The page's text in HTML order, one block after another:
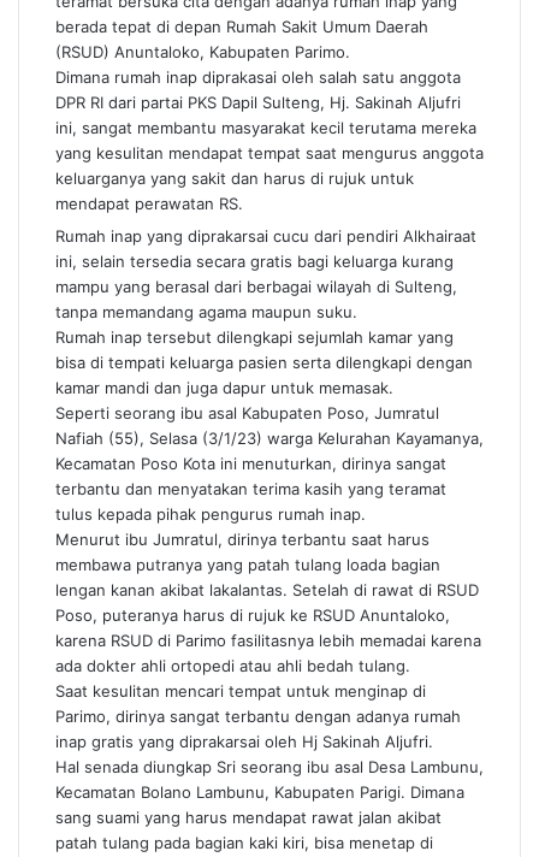
berada tepat di depan Rumah Sakit Umum Daerah
(RSUD) Anuntaloko, Kabupaten Parimo.
Dimana rumah inap diprakasai oleh salah satu anggota
DPR RI dari partai PKS Dapil Sulteng, Hj. Sakinah Aljufri
ini, sangat membantu masyarakat kecil terutama mereka
yang kesulitan mendapat tempat saat mengurus anggota
keluarganya yang sakit dan harus di rujuk untuk
mendapat perawatan RS.
Rumah inap yang diprakarsai cucu dari pendiri Alkhairaat
ini, selain tersedia secara gratis bagi keluarga kurang
mampu yang berasal dari berbagai wilayah di Sulteng,
tanpa memandang agama maupun suku.
Rumah inap tersebut dilengkapi sejumlah kamar yang
bisa di tempati keluarga pasien serta dilengkapi dengan
kamar mandi dan juga dapur untuk memasak.
Seperti seorang ibu asal Kabupaten Poso, Jumratul
Nafiah (55), Selasa (3/1/23) warga Kelurahan Kayamanya,
Kecamatan Poso Kota ini menuturkan, dirinya sangat
terbantu dan menyatakan terima kasih yang teramat
tulus kepada pihak pengurus rumah inap.
Menurut ibu Jumratul, dirinya terbantu saat harus
membawa putranya yang patah tulang loada bagian
lengan kanan akibat lakalantas. Setelah di rawat di RSUD
Poso, puteranya harus di rujuk ke RSUD Anuntaloko,
karena RSUD di Parimo fasilitasnya lebih memadai karena
ada dokter ahli ortopedi atau ahli bedah tulang.
Saat kesulitan mencari tempat untuk menginap di
Parimo, dirinya sangat terbantu dengan adanya rumah
inap gratis yang diprakarsai oleh Hj Sakinah Aljufri.
Hal senada diungkap Sri seorang ibu asal Desa Lambunu,
Kecamatan Bolano Lambunu, Kabupaten Parigi. Dimana
sang suami yang harus mendapat rawat jalan akibat
patah tulang pada bagian kaki kiri, bisa menetap di